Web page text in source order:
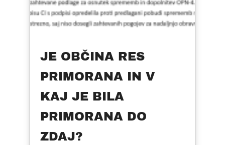
JE OBČINA RES
PRIMORANA IN V
KAJ JE BILA
PRIMORANA DO
ZDAJ?